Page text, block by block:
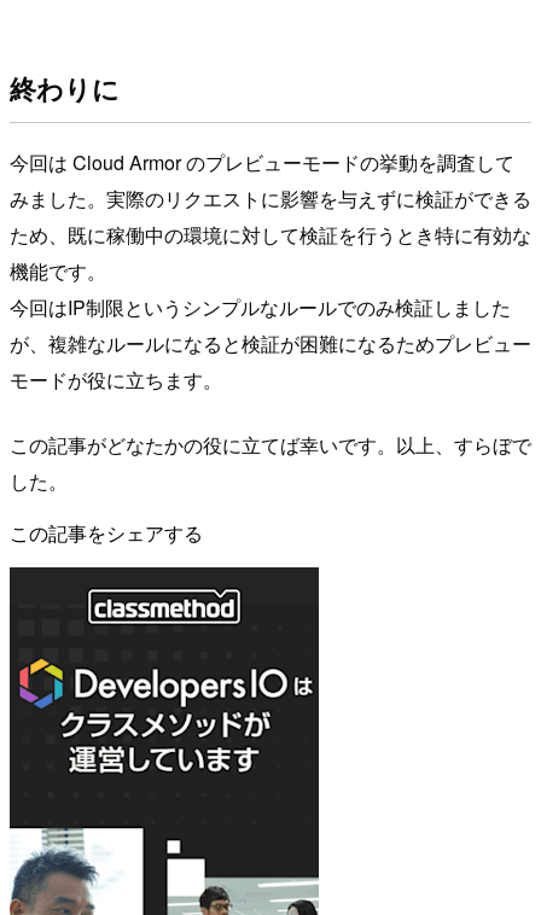
終わりに
今回は Cloud Armor のプレビューモードの挙動を調査して
みました。実際のリクエストに影響を与えずに検証ができる
ため、既に稼働中の環境に対して検証を行うとき特に有効な
機能です。
今回はIP制限というシンプルなルールでのみ検証しました
が、複雑なルールになると検証が困難になるためプレビュー
モードが役に立ちます。
この記事がどなたかの役に立てば幸いです。以上、すらぼで
した。
この記事をシェアする